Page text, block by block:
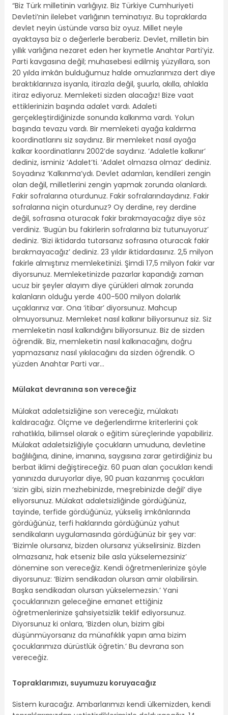
“Biz Türk milletinin varlığıyız. Biz Türkiye Cumhuriyeti
Devleti’nin ilelebet varlığının teminatıyız. Bu topraklarda
devlet neyin üstünde varsa biz oyuz. Millet neyle
ayaktaysa biz o değerlerle beraberiz. Devlet, milletin bin
yıllık varlığına nezaret eden her kıymetle Anahtar Parti’yiz.
Parti kavgasına değil; muhasebesi edilmiş yüzyıllara, son
20 yılda imkân bulduğumuz halde omuzlarımıza dert diye
bıraktıklarınıza isyanla, itirazla değil, şuurla, akılla, ahlakla
itiraz ediyoruz. Memleketi sizden alacağız! Bize vaat
ettiklerinizin başında adalet vardı. Adaleti
gerçekleştirdiğinizde sonunda kalkınma vardı. Yolun
başında tevazu vardı. Bir memleketi ayağa kaldırma
koordinatlarını siz saydınız. Bir memleket nasıl ayağa
kalkar koordinatlarını 2002’de saydınız. ‘Adaletle kalkınır’
dediniz, isminiz ‘Adalet’ti. ‘Adalet olmazsa olmaz’ dediniz.
Soyadınız ‘Kalkınma’ydı. Devlet adamları, kendileri zengin
olan değil, milletlerini zengin yapmak zorunda olanlardı.
Fakir sofralarına oturdunuz. Fakir sofralarındaydınız. Fakir
sofralarına niçin oturdunuz? Oy derdine, rey derdine
değil, sofrasına oturacak fakir bırakmayacağız diye söz
verdiniz. ‘Bugün bu fakirlerin sofralarına biz tutunuyoruz’
dediniz. ‘Bizi iktidarda tutarsanız sofrasına oturacak fakir
bırakmayacağız’ dediniz. 23 yıldır iktidardasınız. 2,5 milyon
fakirle almıştınız memleketinizi. Şimdi 17,5 milyon fakir var
diyorsunuz. Memleketinizde pazarlar kapandığı zaman
ucuz bir şeyler alayım diye çürükleri almak zorunda
kalanların olduğu yerde 400-500 milyon dolarlık
uçaklarınız var. Ona ‘itibar’ diyorsunuz. Mahcup
olmuyorsunuz. Memleket nasıl kalkınır biliyorsunuz siz. Siz
memleketin nasıl kalkındığını biliyorsunuz. Biz de sizden
öğrendik. Biz, memleketin nasıl kalkınacağını, doğru
yapmazsanız nasıl yıkılacağını da sizden öğrendik. O
yüzden Anahtar Parti var…
Mülakat devranına son vereceğiz
Mülakat adaletsizliğine son vereceğiz, mülakatı
kaldıracağız. Ölçme ve değerlendirme kriterlerini çok
rahatlıkla, bilimsel olarak o eğitim süreçlerinde yapabiliriz.
Mülakat adaletsizliğiyle çocukların umuduna, devletine
bağlılığına, dinine, imanına, saygısına zarar getirdiğiniz bu
berbat iklimi değiştireceğiz. 60 puan alan çocukları kendi
yanınızda duruyorlar diye, 90 puan kazanmış çocukları
‘sizin gibi, sizin mezhebinizde, meşrebinizde değil’ diye
eliyorsunuz. Mülakat adaletsizliğinde gördüğünüz,
tayinde, terfide gördüğünüz, yükseliş imkânlarında
gördüğünüz, terfi haklarında gördüğünüz yahut
sendikaların uygulamasında gördüğünüz bir şey var:
‘Bizimle olursanız, bizden olursanız yükselirsiniz. Bizden
olmazsanız, hak etseniz bile asla yükselemezsiniz’
dönemine son vereceğiz. Kendi öğretmenlerinize şöyle
diyorsunuz: ‘Bizim sendikadan olursan amir olabilirsin.
Başka sendikadan olursan yükselemezsin.’ Yani
çocuklarınızın geleceğine emanet ettiğiniz
öğretmenlerinize şahsiyetsizlik teklif ediyorsunuz.
Diyorsunuz ki onlara, ‘Bizden olun, bizim gibi
düşünmüyorsanız da münafıklık yapın ama bizim
çocuklarımıza dürüstlük öğretin.’ Bu devrana son
vereceğiz.
Topraklarımızı, suyumuzu koruyacağız
Sistem kuracağız. Ambarlarımızı kendi ülkemizden, kendi